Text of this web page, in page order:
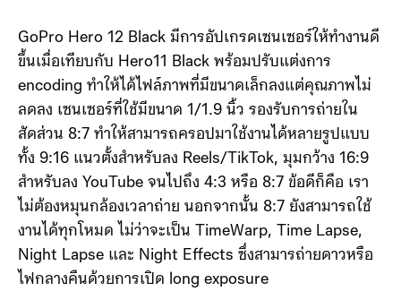
GoPro Hero 12 Black มีการอัปเกรดเซนเซอร์ให้ทำงานดี
ขึ้นเมื่อเทียบกับ Hero11 Black พร้อมปรับแต่งการ
encoding ทำให้ได้ไฟล์ภาพที่มีขนาดเล็กลงแต่คุณภาพไม่
ลดลง เซนเซอร์ที่ใช้มีขนาด 1/1.9 นิ้ว รองรับการถ่ายใน
สัดส่วน 8:7 ทำให้สามารถครอปมาใช้งานได้หลายรูปแบบ
ทั้ง 9:16 แนวตั้งสำหรับลง Reels/TikTok, มุมกว้าง 16:9
สำหรับลง YouTube จนไปถึง 4:3 หรือ 8:7 ข้อดีก็คือ เรา
ไม่ต้องหมุนกล้องเวลาถ่าย นอกจากนั้น 8:7 ยังสามารถใช้
งานได้ทุกโหมด ไม่ว่าจะเป็น TimeWarp, Time Lapse,
Night Lapse และ Night Effects ซึ่งสามารถ่ายดาวหรือ
ไฟกลางคืนด้วยการเปิด long exposure